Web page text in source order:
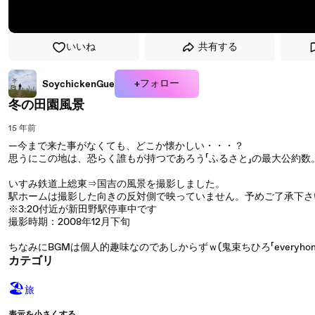
いいね 共有する
SoychickenGue +フォロー
冬の田園風景
15 年前
―今まで来た事がなくても、どこか懐かしい・・・？
思うにこの地は、恐らく誰もが持つであろう「ふるさと」の最大公約数。
いすみ鉄道上総東⇒国吉の風景を撮影しました。
駅ホームは撮影した向きの反対側で映っていません。予めご了承下
※3:20付近が新田野駅停車中です
撮影時期：2008年12月下旬
ちなみにBGMは個人的趣味なのであしからずｗ(鬼束ちひろ「
カテゴリ
🏖旅